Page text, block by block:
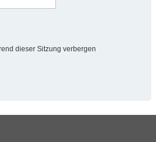
dieser Sitzung verbergen